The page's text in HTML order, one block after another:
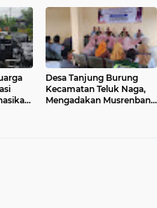
Desa Tanjung Burung
Kecamatan Teluk Naga,
Mengadakan Musrenbang